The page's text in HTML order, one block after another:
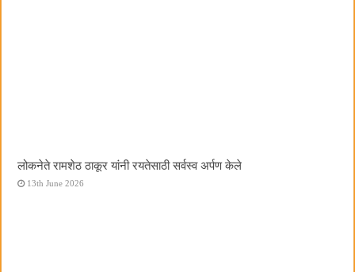
लोकनेते रामशेठ ठाकूर यांनी रयतेसाठी सर्वस्व अर्पण केले
13th June 2026